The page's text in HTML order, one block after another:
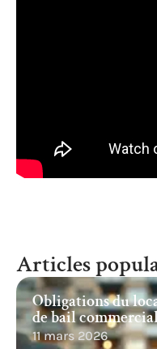
Articles
Obligations du
de bail
11 mars 2026